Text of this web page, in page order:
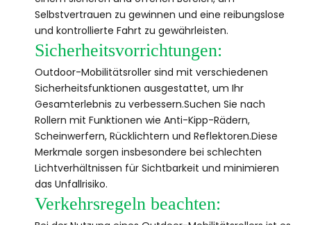
Selbstvertrauen zu gewinnen und eine reibungslose
und kontrollierte Fahrt zu gewährleisten.
Sicherheitsvorrichtungen:
Outdoor-Mobilitätsroller sind mit verschiedenen
Sicherheitsfunktionen ausgestattet, um Ihr
Gesamterlebnis zu verbessern.Suchen Sie nach
Rollern mit Funktionen wie Anti-Kipp-Rädern,
Scheinwerfern, Rücklichtern und Reflektoren.Diese
Merkmale sorgen insbesondere bei schlechten
Lichtverhältnissen für Sichtbarkeit und minimieren
das Unfallrisiko.
Verkehrsregeln beachten: